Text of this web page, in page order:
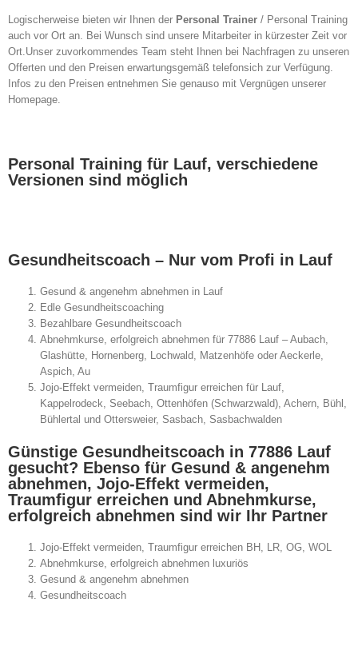
Logischerweise bieten wir Ihnen der Personal Trainer / Personal Training
auch vor Ort an. Bei Wunsch sind unsere Mitarbeiter in kürzester Zeit vor
Ort.Unser zuvorkommendes Team steht Ihnen bei Nachfragen zu unseren
Offerten und den Preisen erwartungsgemäß telefonsich zur Verfügung.
Infos zu den Preisen entnehmen Sie genauso mit Vergnügen unserer
Homepage.
Personal Training für Lauf, verschiedene
Versionen sind möglich
Gesundheitscoach – Nur vom Profi in Lauf
Gesund & angenehm abnehmen in Lauf
Edle Gesundheitscoaching
Bezahlbare Gesundheitscoach
Abnehmkurse, erfolgreich abnehmen für 77886 Lauf – Aubach,
Glashütte, Hornenberg, Lochwald, Matzenhöfe oder Aeckerle,
Aspich, Au
Jojo-Effekt vermeiden, Traumfigur erreichen für Lauf,
Kappelrodeck, Seebach, Ottenhöfen (Schwarzwald), Achern, Bühl,
Bühlertal und Ottersweier, Sasbach, Sasbachwalden
Günstige Gesundheitscoach in 77886 Lauf
gesucht? Ebenso für Gesund & angenehm
abnehmen, Jojo-Effekt vermeiden,
Traumfigur erreichen und Abnehmkurse,
erfolgreich abnehmen sind wir Ihr Partner
Jojo-Effekt vermeiden, Traumfigur erreichen BH, LR, OG, WOL
Abnehmkurse, erfolgreich abnehmen luxuriös
Gesund & angenehm abnehmen
Gesundheitscoach